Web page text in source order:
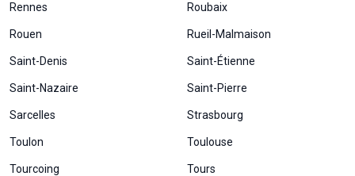
Rennes Roubaix
Rouen Rueil-Malmaison
Saint-Denis Saint-Étienne
Saint-Nazaire Saint-Pierre
Sarcelles Strasbourg
Toulon Toulouse
Tourcoing Tours